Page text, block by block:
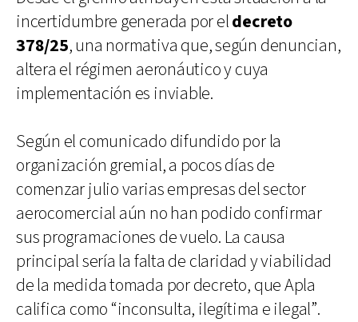
incertidumbre generada por eldecreto
378/25, una normativa que, según denuncian,
altera el régimen aeronáutico y cuya
implementación es inviable.
Según el comunicado difundido por la
organización gremial, a pocos días de
comenzar julio varias empresas del sector
aerocomercial aún no han podido confirmar
sus programaciones de vuelo. La causa
principal sería la falta de claridad y viabilidad
de la medida tomada por decreto, que Apla
califica como “inconsulta, ilegítima e ilegal”.